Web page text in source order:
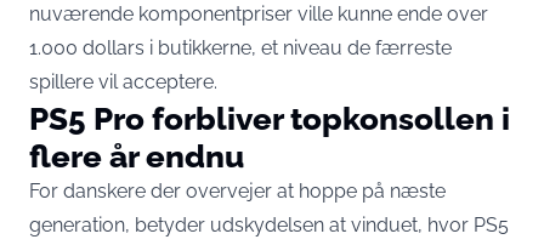
nuværende komponentpriser ville kunne ende over
1.000 dollars i butikkerne, et niveau de færreste
spillere vil acceptere.
PS5 Pro forbliver topkonsollen i
flere år endnu
For danskere der overvejer at hoppe på næste
generation, betyder udskydelsen at vinduet, hvor PS5